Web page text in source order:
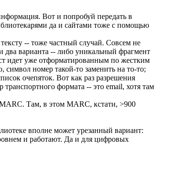
Вот и попробуй передать в
да и сайтами тоже с помощью
-- тоже частный случай. Совсем не
два варианта -- либо уникальный фрагмент
идет уже отформатированным по жестким
символ номер такой-то заменить на то-то;
очепяток. Вот как раз разрешения
формата -- это email, хотя там
Там, в этом MARC, кстати, >900
вполне может урезанный вариант:
и работают. Да и для цифровых